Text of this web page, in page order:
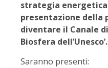
strategia energetica
presentazione della
diventare il Canale
Biosfera dell’Unesco’.
Saranno presenti: